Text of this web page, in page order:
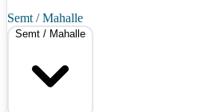
Semt / Mahalle
Semt / Mahalle